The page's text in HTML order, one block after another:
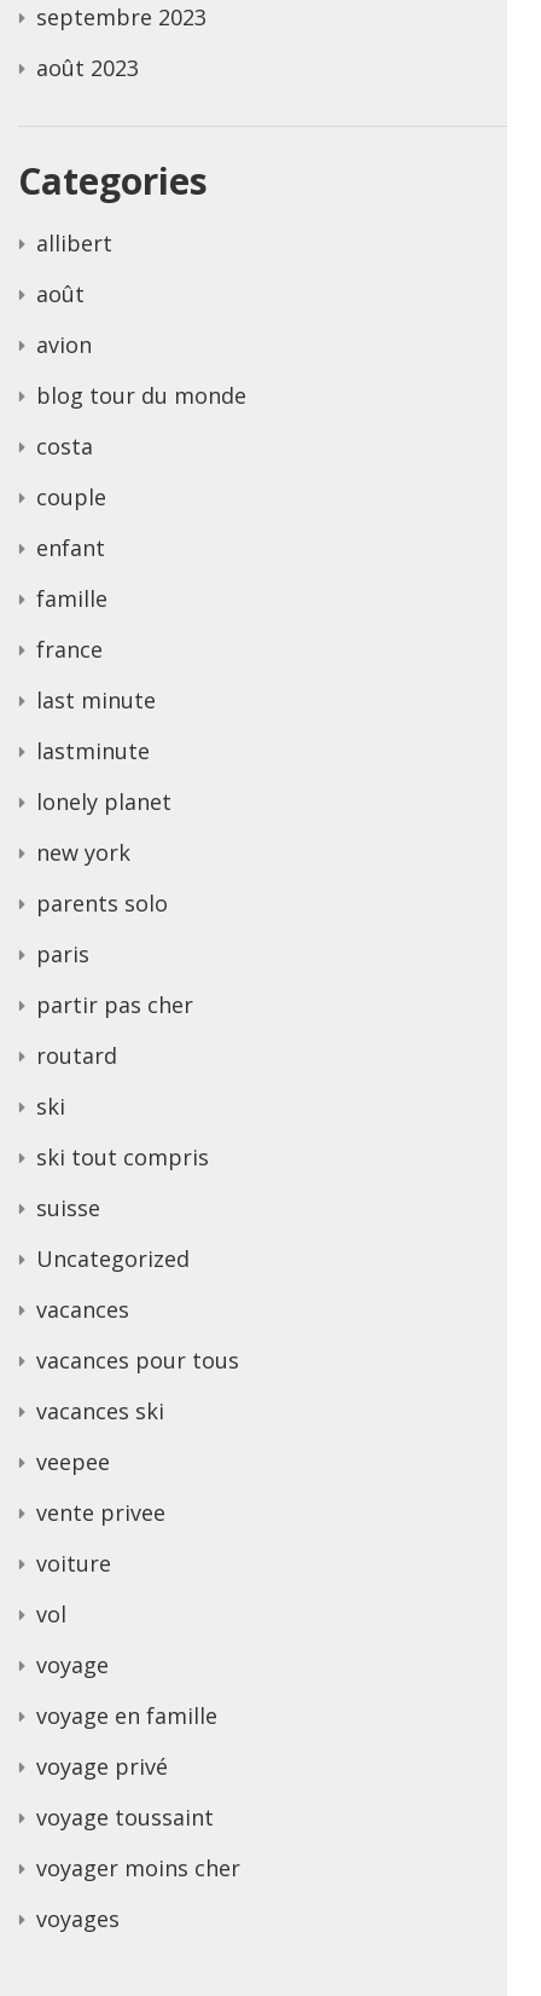
septembre 2023
août 2023
Categories
allibert
août
avion
blog tour du monde
costa
couple
enfant
famille
france
last minute
lastminute
lonely planet
new york
parents solo
paris
partir pas cher
routard
ski
ski tout compris
suisse
Uncategorized
vacances
vacances pour tous
vacances ski
veepee
vente privee
voiture
vol
voyage
voyage en famille
voyage privé
voyage toussaint
voyager moins cher
voyages